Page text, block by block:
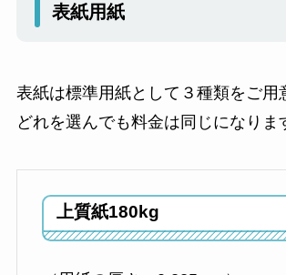
表紙用紙
表紙は標準用紙として３種類をご用
どれを選んでも料金は同じになりま
上質紙180kg